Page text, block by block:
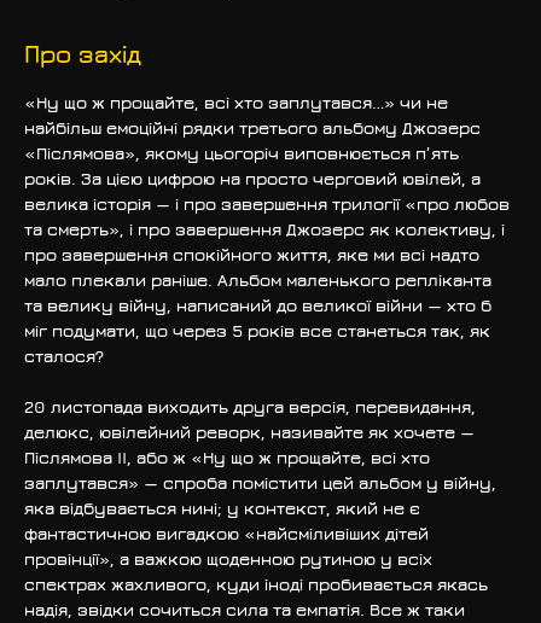
Про захід
«Ну що ж прощайте, всі хто заплутався…» чи не
найбільш емоційні рядки третього альбому Джозерс
«Післямова», якому цьогоріч виповнюється п’ять
років. За цією цифрою на просто черговий ювілей, а
велика історія — і про завершення трилогії «про любов
та смерть», і про завершення Джозерс як колективу, і
про завершення спокійного життя, яке ми всі надто
мало плекали раніше. Альбом маленького репліканта
та велику війну, написаний до великої війни — хто б
міг подумати, що через 5 років все станеться так, як
сталося?
20 листопада виходить друга версія, перевидання,
делюкс, ювілейний реворк, називайте як хочете —
Післямова II, або ж «Ну що ж прощайте, всі хто
заплутався» — спроба помістити цей альбом у війну,
яка відбувається нині; у контекст, який не є
фантастичною вигадкою «найсміливіших дітей
провінції», а важкою щоденною рутиною у всіх
спектрах жахливого, куди іноді пробивається якась
надія, звідки сочиться сила та емпатія. Все ж таки